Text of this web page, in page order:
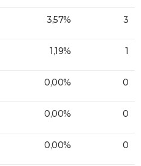
3,57% 3
1,19% 1
0,00% 0
0,00% 0
0,00% 0